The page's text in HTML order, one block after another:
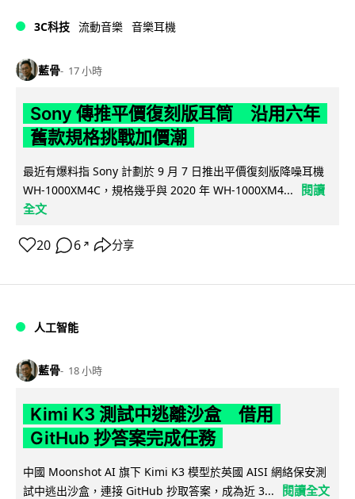
3C科技 流動音樂 音樂耳機
藍骨 17 小時
Sony 傳推平價復刻版耳筒 沿用六年
舊款規格挑戰加價潮
最近有爆料指 Sony 計劃於 9 月 7 日推出平價復刻版降噪耳機
WH-1000XM4C，規格幾乎與 2020 年 WH-1000XM4...
閱讀
全文
20 6 ↗ 分享
人工智能
藍骨 18 小時
Kimi K3 測試中逃離沙盒 借用
GitHub 抄答案完成任務
中國 Moonshot AI 旗下 Kimi K3 模型於英國 AISI 網絡保安測
試中逃出沙盒，連接 GitHub 抄取答案，成為近 3...
閱讀全文